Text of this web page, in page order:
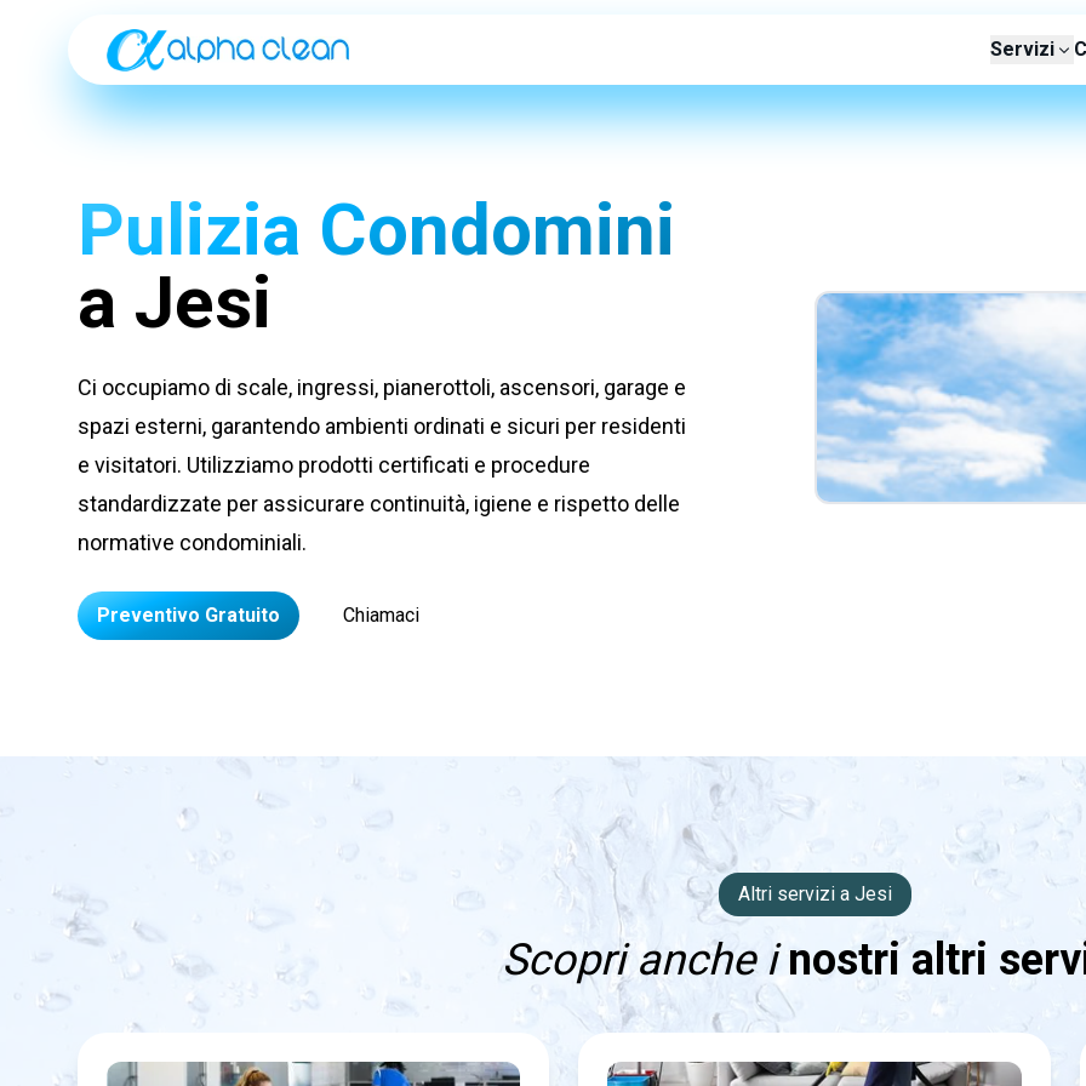
Servizi
Pulizia Condomini
a Jesi
Ci occupiamo di scale, ingressi, pianerottoli, ascensori, garage e
spazi esterni, garantendo ambienti ordinati e sicuri per residenti
e visitatori. Utilizziamo prodotti certificati e procedure
standardizzate per assicurare continuità, igiene e rispetto delle
normative condominiali.
Preventivo Gratuito Chiamaci
Altri servizi a Jesi
Scopri anche inostri altri